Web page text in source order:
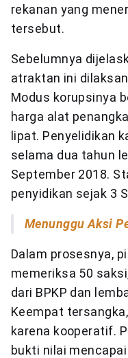
rekanan yang
tersebut.
Sebelumnya
atraktan ini
Modus korupsinya
harga alat
lipat. Penyelidikan
selama dua tahun
September 2018.
penyidikan sejak 3
Menunggu Aksi
Dalam prosesnya,
memeriksa 50
dari BPKP dan
Keempat
karena kooperatif.
bukti nilai